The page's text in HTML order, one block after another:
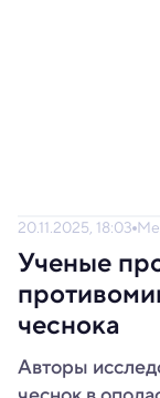
20.11.2025, 18:03
Ученые
чеснока
Авторы